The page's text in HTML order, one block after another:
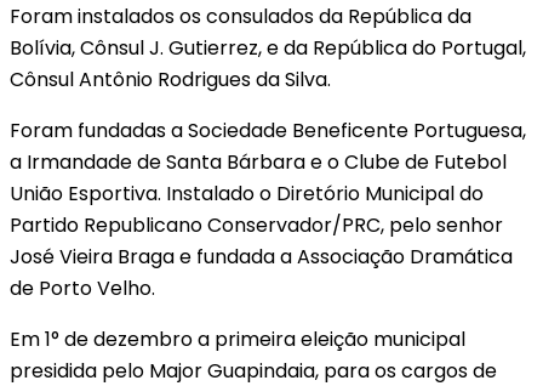
Foram instalados os consulados da República da
Bolívia, Cônsul J. Gutierrez, e da República do Portugal,
Cônsul Antônio Rodrigues da Silva.
Foram fundadas a Sociedade Beneficente Portuguesa,
a Irmandade de Santa Bárbara e o Clube de Futebol
União Esportiva. Instalado o Diretório Municipal do
Partido Republicano Conservador/PRC, pelo senhor
José Vieira Braga e fundada a Associação Dramática
de Porto Velho.
Em 1° de dezembro a primeira eleição municipal
presidida pelo Major Guapindaia, para os cargos de